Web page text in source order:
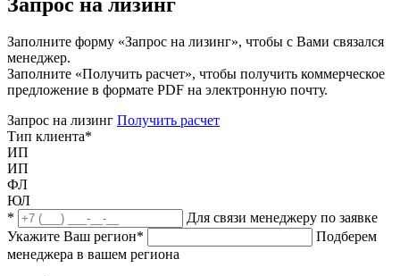
Заполните форму «Запрос на лизинг», чтобы с Вами связался
менеджер.
Заполните «Получить расчет», чтобы получить коммерческое
предложение в формате PDF на электронную почту.
Запрос на лизинг Получить расчет
Тип клиента*
ИП
ИП
ФЛ
ЮЛ
*
Для связи менеджеру по заявке
Укажите Ваш регион*
Подберем
менеджера в вашем региона